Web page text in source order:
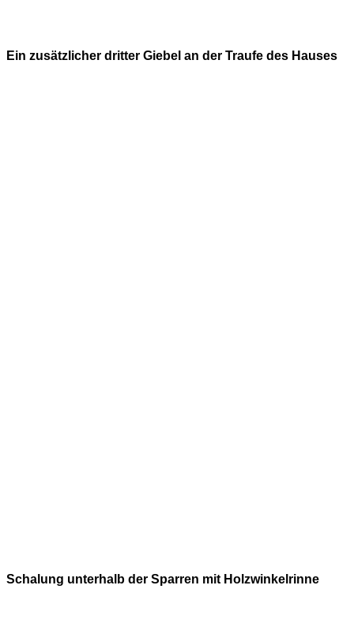
Ein zusätzlicher dritter Giebel an der Traufe des Hauses
Schalung unterhalb der Sparren mit Holzwinkelrinne